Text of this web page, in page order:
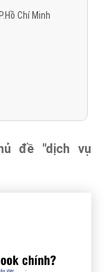
Chí Minh
đề "dịch vụ